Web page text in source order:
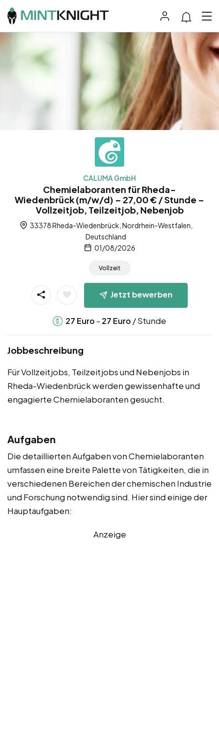
CALUMA GmbH
Chemielaboranten für Rheda-
Wiedenbrück (m/w/d) – 27,00 € / Stunde –
Vollzeitjob, Teilzeitjob, Nebenjob
33378 Rheda-Wiedenbrück, Nordrhein-Westfalen,
Deutschland
01/08/2026
Vollzeit
Jetzt bewerben
27 Euro - 27 Euro / Stunde
Jobbeschreibung
Für Vollzeitjobs, Teilzeitjobs und Nebenjobs in
Rheda-Wiedenbrück werden gewissenhafte und
engagierte Chemielaboranten gesucht.
Aufgaben
Die detaillierten Aufgaben von Chemielaboranten
umfassen eine breite Palette von Tätigkeiten, die in
verschiedenen Bereichen der chemischen Industrie
und Forschung notwendig sind. Hier sind einige der
Hauptaufgaben:
Anzeige